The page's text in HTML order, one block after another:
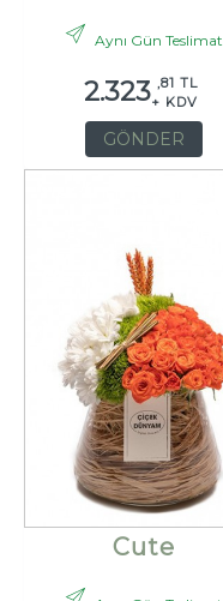
Aynı Gün Teslimat
2.323 ,81 TL
+ KDV
GÖNDER
Cute